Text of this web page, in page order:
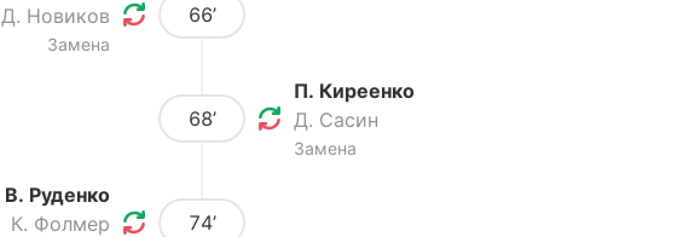
Д. Новиков
Замена
66’
68’
П. Киреенко
Д. Сасин
Замена
В. Руденко
К. Фолмер
74’